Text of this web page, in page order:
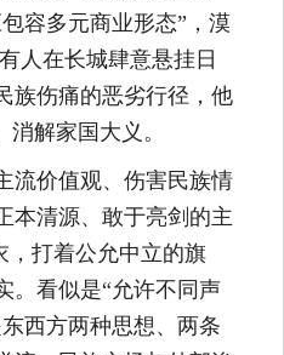
容多元商业形态”，漠
人在长城肆意悬挂日
族伤痛的恶劣行径，他
解家国大义。
流价值观、伤害民族情
本清源、敢于亮剑的主
，打着公允中立的旗
。看似是“允许不同声
西方两种思想、两条